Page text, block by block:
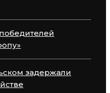
задержали